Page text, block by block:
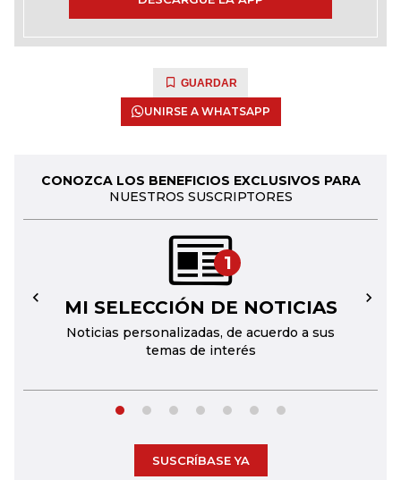
GUARDAR
UNIRSE A WHATSAPP
CONOZCA LOS BENEFICIOS EXCLUSIVOS PARA
NUESTROS SUSCRIPTORES
1
MI SELECCIÓN DE NOTICIAS
Noticias personalizadas, de acuerdo a sus
temas de interés
← →
SUSCRÍBASE YA